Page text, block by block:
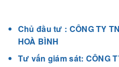
Chủ đầu tư : CÔNG TY
HOÀ BÌNH
Tư vấn giám sát: CÔNG